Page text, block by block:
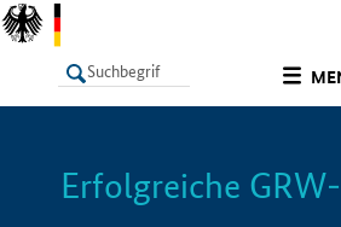
LISTE
Erfolgreiche